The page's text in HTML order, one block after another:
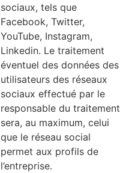
sociaux, tels que
Facebook, Twitter,
YouTube, Instagram,
Linkedin. Le traitement
éventuel des données des
utilisateurs des réseaux
sociaux effectué par le
responsable du traitement
sera, au maximum, celui
que le réseau social
permet aux profils de
l’entreprise.